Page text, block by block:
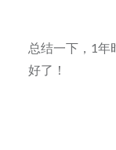
总结一下，1年
好了！